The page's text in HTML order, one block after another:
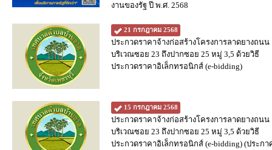
งานของรัฐ ปี พ.ศ. 2568
21 กรกฎาคม 2568
ประกวดราคาจ้างก่อสร้างโครงการลาดยางถนน
บริเวณซอย 23 ถึงปากซอย 25 หมู่ 3,5 ด้วยวิธี
ประกวดราคาอิเล็กทรอนิกส์ (e-bidding)
15 กรกฎาคม 2568
ประกวดราคาจ้างก่อสร้างโครงการลาดยางถนน
บริเวณซอย 23 ถึงปากซอย 25 หมู่ 3,5 ด้วยวิธี
ประกวดราคาอิเล็กทรอนิกส์ (e-bidding) (ประกา